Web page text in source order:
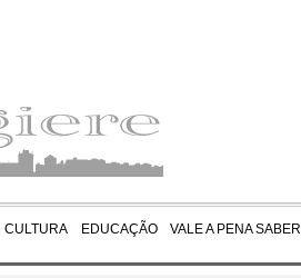
CULTURA EDUCAÇÃO VALE A PENA SABER